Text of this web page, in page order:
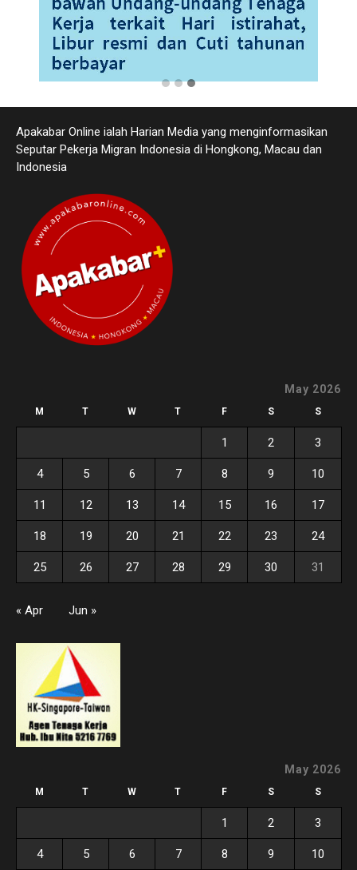
Apakabar Online ialah Harian Media yang menginformasikan
Seputar Pekerja Migran Indonesia di Hongkong, Macau dan
Indonesia
May 2026
M T W T F S S
1 2 3
4 5 6 7 8 9 10
11 12 13 14 15 16 17
18 19 20 21 22 23 24
25 26 27 28 29 30 31
« Apr Jun »
May 2026
M T W T F S S
1 2 3
4 5 6 7 8 9 10